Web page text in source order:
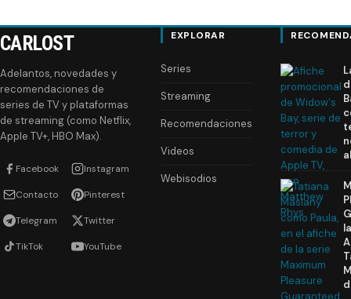
CARLOST
Adelantos, novedades y
recomendaciones de
series de TV y plataformas
de streaming (como Netflix,
Apple TV+, HBO Max).
Facebook Instagram
Contacto Pinterest
Telegram Twitter
TikTok YouTube
EXPLORAR
Series
Streaming
Recomendaciones
Videos
Webisodios